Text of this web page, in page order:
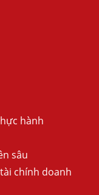
hành
sâu
chính doanh